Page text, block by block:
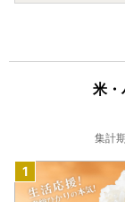
米・
集計